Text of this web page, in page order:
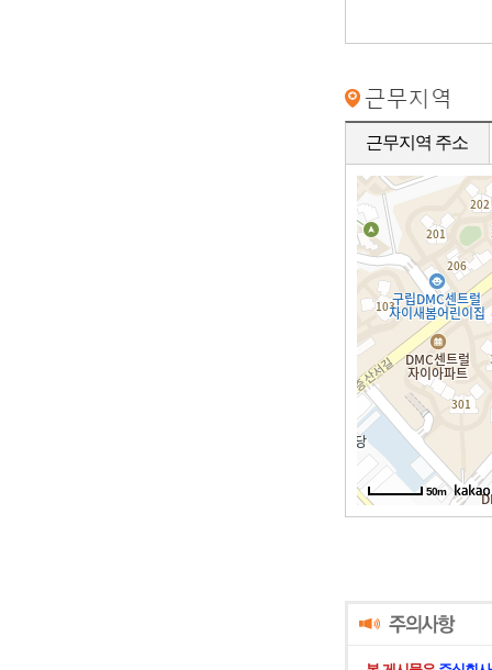
근무지역 주소
50m
50m